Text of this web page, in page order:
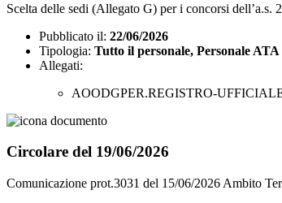
Scelta delle sedi (Allegato G) per i concorsi dell’a.s.
Pubblicato il: 22/06/2026
Tipologia: Tutto il personale, Personale ATA
Allegati:
AOODGPER.REGISTRO-
Circolare del 19/06/2026
Comunicazione prot.3031 del 15/06/2026 Ambito